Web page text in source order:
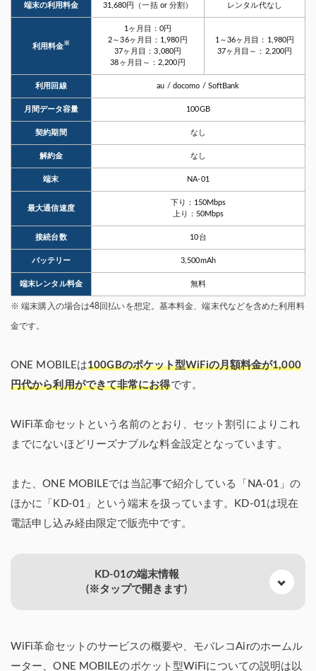
端末の利用料金 31,680円（一括 or 分割） レンタル代なし
利用料金※
1ヶ月目：0円
2～36ヶ月目：1,980円
37ヶ月目：3,080円
38ヶ月目～：2,200円
1～36ヶ月目：1,980円
37ヶ月目～：2,200円
利用回線 au / docomo / SoftBank
月間データ容量 100GB
契約期間 なし
解約金 なし
端末 NA-01
最大通信速度
下り：150Mbps
上り：50Mbps
接続台数 10台
バッテリー 3,500mAh
端末レンタル料金 無料
※ 端末購入の場合は48回払いを想定。基本料金、端末代などを含めた利用料
金です。
ONE MOBILEは100GBのポケット型WiFiの月額料金が1,000
円代から利用ができて非常にお得です。
WiFi革命セットという名前のとおり、セット割引によりこれ
までにないほどリーズナブルな料金設定となっています。
また、ONE MOBILEでは当記事で紹介している「NA-01」の
ほかに「KD-01」という端末を扱っています。KD-01は現在
電話申し込み経由限定で販売中です。
KD-01の端末情報
(※タップで開きます)
WiFi革命セットのサービスの概要や、モバレコAirのホームル
ーター、ONE MOBILEのポケット型WiFiについての説明は以